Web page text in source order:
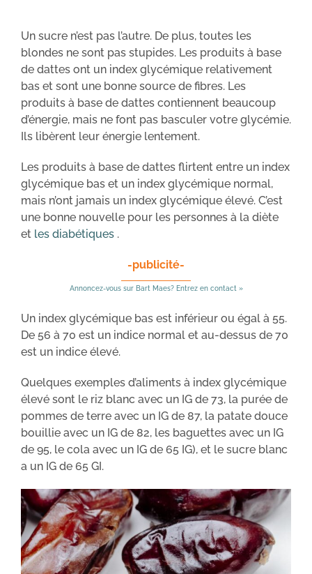
Un sucre n’est pas l’autre. De plus, toutes les
blondes ne sont pas stupides. Les produits à base
de dattes ont un index glycémique relativement
bas et sont une bonne source de fibres. Les
produits à base de dattes contiennent beaucoup
d’énergie, mais ne font pas basculer votre glycémie.
Ils libèrent leur énergie lentement.
Les produits à base de dattes flirtent entre un index
glycémique bas et un index glycémique normal,
mais n’ont jamais un index glycémique élevé. C’est
une bonne nouvelle pour les personnes à la diète
et les diabétiques .
-publicité-
Annoncez-vous sur Bart Maes? Entrez en contact »
Un index glycémique bas est inférieur ou égal à 55.
De 56 à 70 est un indice normal et au-dessus de 70
est un indice élevé.
Quelques exemples d’aliments à index glycémique
élevé sont le riz blanc avec un IG de 73, la purée de
pommes de terre avec un IG de 87, la patate douce
bouillie avec un IG de 82, les baguettes avec un IG
de 95, le cola avec un IG de 65 IG), et le sucre blanc
a un IG de 65 GI.